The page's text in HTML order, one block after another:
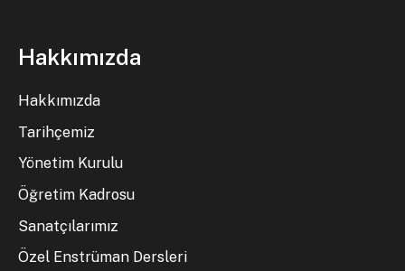
Hakkımızda
Hakkımızda
Tarihçemiz
Yönetim Kurulu
Öğretim Kadrosu
Sanatçılarımız
Özel Enstrüman Dersleri